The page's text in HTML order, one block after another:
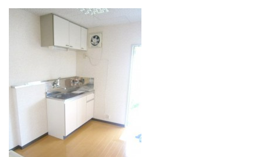
芹田不動産の強み
スタッフ紹介
ブログ
退去連絡フォームはこちら